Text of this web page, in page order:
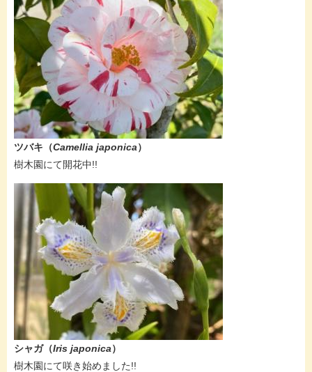
ツバキ（Camellia japonica）
​樹木園にて開花中!!
シャガ（Iris japonica）
​樹木園にて咲き始めました!!